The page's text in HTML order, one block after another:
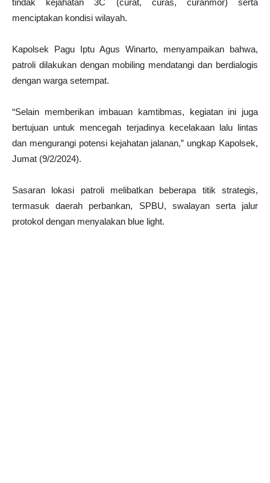
tindak kejahatan 3C (curat, curas, curanmor) serta
menciptakan kondisi wilayah.
Kapolsek Pagu Iptu Agus Winarto, menyampaikan bahwa,
patroli dilakukan dengan mobiling mendatangi dan berdialogis
dengan warga setempat.
“Selain memberikan imbauan kamtibmas, kegiatan ini juga
bertujuan untuk mencegah terjadinya kecelakaan lalu lintas
dan mengurangi potensi kejahatan jalanan,” ungkap Kapolsek,
Jumat (9/2/2024).
Sasaran lokasi patroli melibatkan beberapa titik strategis,
termasuk daerah perbankan, SPBU, swalayan serta jalur
protokol dengan menyalakan blue light.